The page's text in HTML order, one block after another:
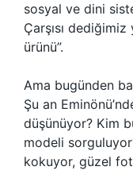
sosyal ve dini
Çarşısı dediğimiz
ürünü”.
Ama bugünden
Şu an
düşünüyor? Kim
modeli
kokuyor, güzel